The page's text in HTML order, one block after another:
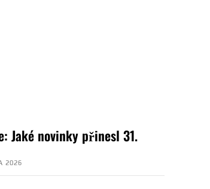
Jaké novinky přinesl 31.
2026